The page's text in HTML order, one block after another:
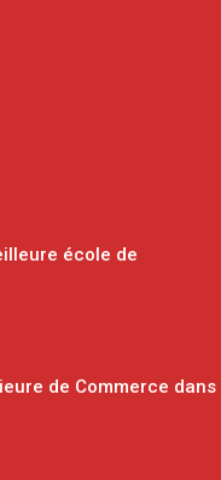
école de
de Commerce dans